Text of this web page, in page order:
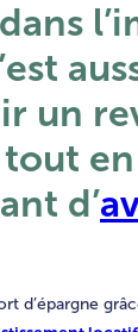
l’
un
en
d’
d’épargne